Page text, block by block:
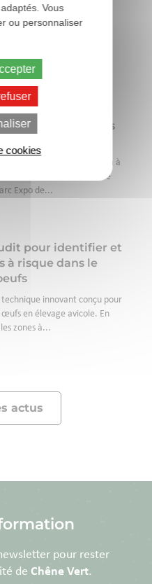
donne rendez-vous
2026, Chêne Vert participera à
le Salon International de
Expo de...
pour identifier et
à risque dans le
technique innovant conçu pour
en élevage avicole. En
zones à...
actus
pour rester
de Chêne Vert.
Vous
ou personnaliser
cookies